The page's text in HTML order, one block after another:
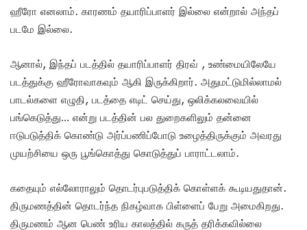
ஹீரோ எனலாம். காரணம் தயாரிப்பாளர் இல்லை என்றால் அந்தப்
படமே இல்லை.
ஆனால், இந்தப் படத்தில் தயாரிப்பாளர் திரவ் , உண்மையிலேயே
படத்துக்கு ஹீரோவாகவும் ஆகி இருக்கிறார். அதுமட்டுமில்லாமல்
பாடல்களை எழுதி, படத்தை எடிட் செய்து, ஒலிக்கலவையில்
பங்கெடுத்து… என்று படத்தின் பல துறைகளிலும் தன்னை
ஈடுபடுத்திக் கொண்டு அர்ப்பணிப்போடு உழைத்திருக்கும் அவரது
முயற்சியை ஒரு பூங்கொத்து கொடுத்துப் பாராட்டலாம்.
கதையும் எல்லோராலும் தொடர்புபடுத்திக் கொள்ளக் கூடியதுதான்.
திருமணத்தின் தொடர்ந்த நிகழ்வாக பிள்ளைப் பேறு அமைகிறது.
திருமணம் ஆன பெண் உரிய காலத்தில் கருத் தரிக்கவில்லை